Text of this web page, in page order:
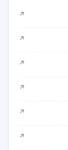
↗
↗
↗
↗
↗
↗